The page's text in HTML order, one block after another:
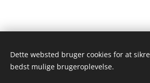
Dette websted bruger cookies for at
bedst mulige brugeroplevelse.